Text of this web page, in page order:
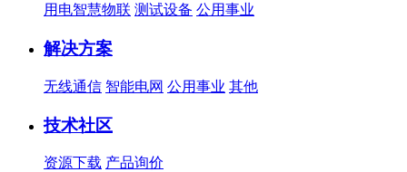
用电智慧物联 测试设备 公用事业
解决方案
无线通信 智能电网 公用事业 其他
技术社区
资源下载 产品询价